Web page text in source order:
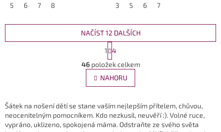
5 6 7 8 3 5 6 7
O
v
l
á
a
c
í
NAČÍST 12 DALŠÍCH
S
t
r
á
n
k
v
á
n
í
1
4
46položek celkem
NAHORU
Šátek na nošení dětí se stane vaším nejlepším přítelem, chůvou,
neocenitelným pomocníkem. Kdo nezkusil, neuvěří :). Volné ruce,
vypráno, uklizeno, spokojená máma. Odstraňte ze svého světa